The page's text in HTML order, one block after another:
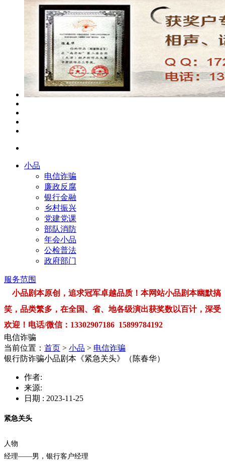
小品
电信诈骗
廉政反腐
银行金融
乡村振兴
党建党课
部队消防
年会小品
公检普法
政府部门
服务范围
小品剧本原创，追求冠军卓越品质！本网站小品剧本幽默搞
笑，品类繁多，在全国、省、地各级演出获奖数以百计，深受
欢迎！电话/微信：13302907186 15899784192
电信诈骗
当前位置： 首页 > 小品 > 电信诈骗
银行防诈骗小品剧本《紧急关头》（陈春华）
作者:
来源:
日期 : 2023-11-25
紧急关头
人物
经理——男，银行客户经理